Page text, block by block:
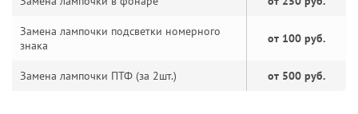
Замена лампочки подсветки номерного
знака
от 100 руб.
Замена лампочки ПТФ (за 2шт.) от 500 руб.